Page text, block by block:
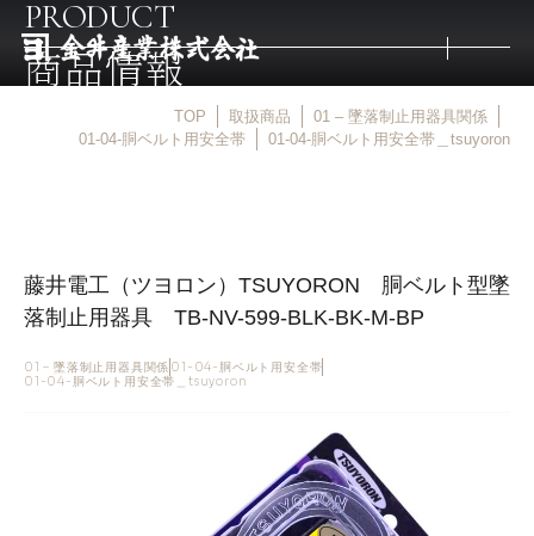
取扱メーカー
金井産業の強み
PRODUCT
商品情報
TOP 取扱商品
01 – 墜落制止用器具関係
01-04-胴ベルト用安全帯
01-04-胴ベルト用安全帯＿tsuyoron
藤井電工（ツヨロン）TSUYORON 胴ベルト型墜
落制止用器具 TB-NV-599-BLK-BK-M-BP
01 – 墜落制止用器具関係 01-04-胴ベルト用安全帯
01-04-胴ベルト用安全帯＿tsuyoron